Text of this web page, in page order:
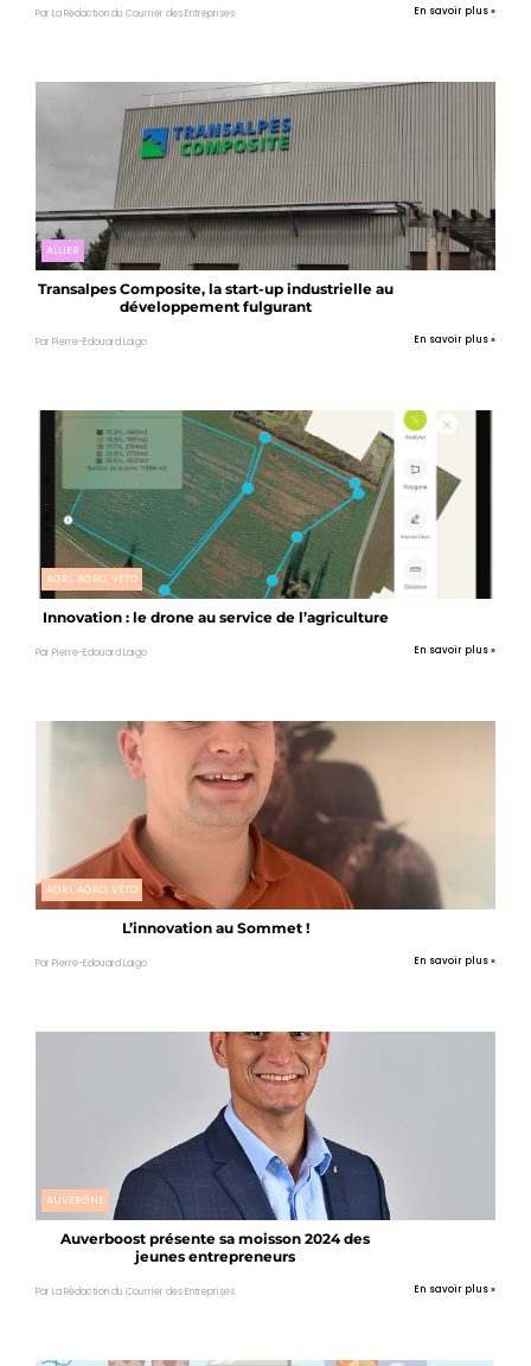
Par La Rédaction du Courrier des Entreprises En savoir plus »
ALLIER
Transalpes Composite, la start-up industrielle au
développement fulgurant
Par Pierre-Edouard Laigo En savoir plus »
AGRI, AGRO, VÉTO
Innovation : le drone au service de l’agriculture
Par Pierre-Edouard Laigo En savoir plus »
AGRI, AGRO, VÉTO
L’innovation au Sommet !
Par Pierre-Edouard Laigo En savoir plus »
AUVERGNE
Auverboost présente sa moisson 2024 des
jeunes entrepreneurs
Par La Rédaction du Courrier des Entreprises En savoir plus »